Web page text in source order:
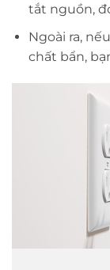
tắt nguồn,
Ngoài ra,
chất bẩn,